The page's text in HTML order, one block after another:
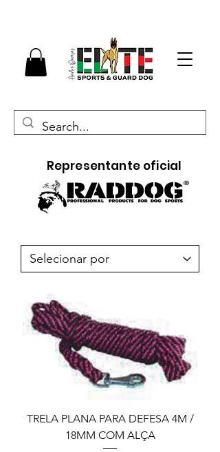
Representante oficial
TRELA PLANA PARA DEFESA 4M /
18MM COM ALÇA